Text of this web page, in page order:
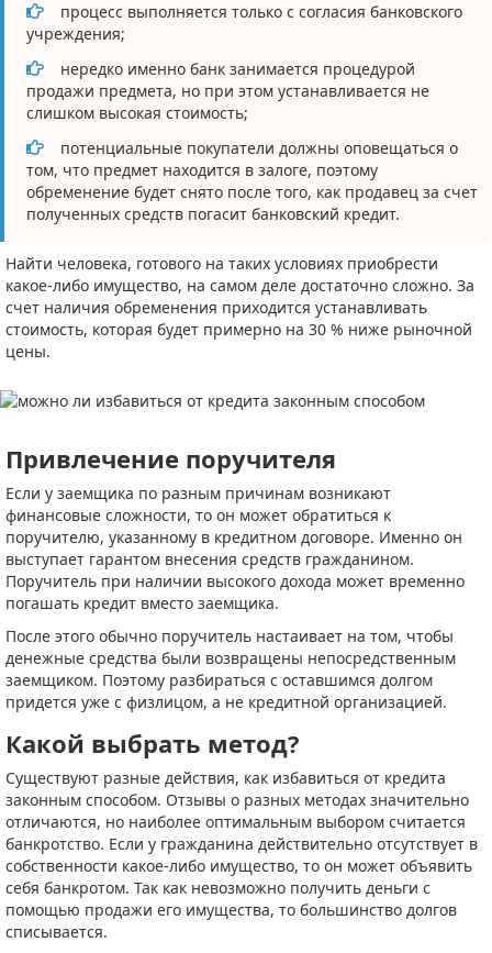
процесс выполняется только с согласия банковского
учреждения;
нередко именно банк занимается процедурой
продажи предмета, но при этом устанавливается не
слишком высокая стоимость;
потенциальные покупатели должны оповещаться о
том, что предмет находится в залоге, поэтому
обременение будет снято после того, как продавец за счет
полученных средств погасит банковский кредит.
Найти человека, готового на таких условиях приобрести
какое-либо имущество, на самом деле достаточно сложно. За
счет наличия обременения приходится устанавливать
стоимость, которая будет примерно на 30 % ниже рыночной
цены.
Привлечение поручителя
Если у заемщика по разным причинам возникают
финансовые сложности, то он может обратиться к
поручителю, указанному в кредитном договоре. Именно он
выступает гарантом внесения средств гражданином.
Поручитель при наличии высокого дохода может временно
погашать кредит вместо заемщика.
После этого обычно поручитель настаивает на том, чтобы
денежные средства были возвращены непосредственным
заемщиком. Поэтому разбираться с оставшимся долгом
придется уже с физлицом, а не кредитной организацией.
Какой выбрать метод?
Существуют разные действия, как избавиться от кредита
законным способом. Отзывы о разных методах значительно
отличаются, но наиболее оптимальным выбором считается
банкротство. Если у гражданина действительно отсутствует в
собственности какое-либо имущество, то он может объявить
себя банкротом. Так как невозможно получить деньги с
помощью продажи его имущества, то большинство долгов
списывается.